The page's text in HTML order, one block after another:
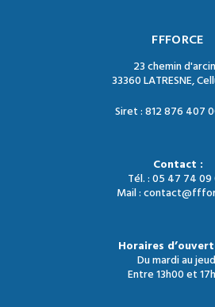
FFFORCE
23 chemin
33360 LATRESNE,
Siret : 812 876 407
Contact :
Tél. : 05 47 74 09
Mail :
Horaires
Du mardi au
Entre 13h00 et